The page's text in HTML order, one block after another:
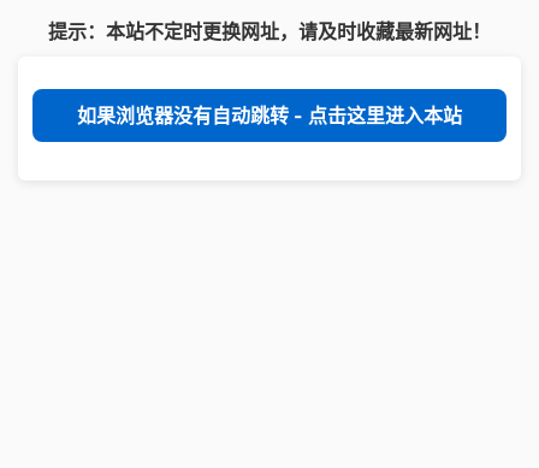
提示：本站不定时更换网址，请及时收藏最新网址！
如果浏览器没有自动跳转 - 点击这里进入本站